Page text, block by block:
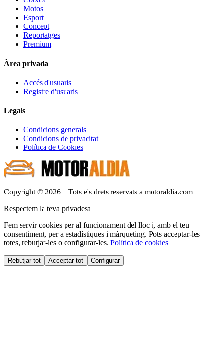
Motos
Esport
Concept
Reportatges
Premium
Àrea privada
Accés d'usuaris
Registre d'usuaris
Legals
Condicions generals
Condicions de privacitat
Política de Cookies
Copyright © 2026 – Tots els drets reservats a motoraldia.com
Respectem la teva privadesa
Fem servir cookies per al funcionament del lloc i, amb el teu
consentiment, per a estadístiques i màrqueting. Pots acceptar-les
totes, rebutjar-les o configurar-les. Política de cookies
Rebutjar tot Acceptar tot Configurar